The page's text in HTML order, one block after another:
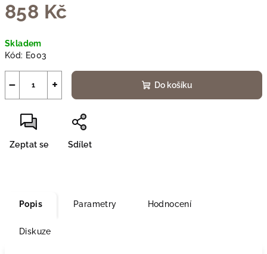
858 Kč
cena:
Skladem
Kód: E003
+
− Do košíku
Zeptat se Sdílet
Popis Parametry Hodnocení
Diskuze